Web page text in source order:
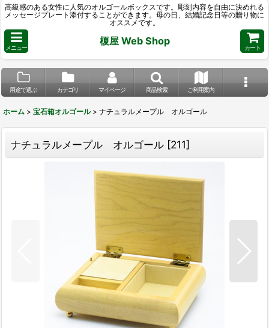
高級感のある女性に人気のオルゴールボックスです。彫刻内容を自由に決めれる
メッセージプレート添付することができます。母の日、結婚記念日等の贈り物に
オススメです。
メニュー
榎屋 Web Shop
カート
用途で選ぶ カテゴリ マイページ 商品検索 ご利用案内
ホーム > 宝石箱オルゴール > ナチュラルメープル オルゴール
ナチュラルメープル オルゴール [211]